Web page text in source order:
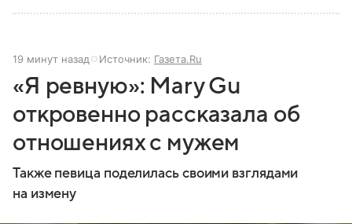
19 минут назад Источник: Газета.Ru
«Я ревную»: Mary Gu
откровенно рассказала об
отношениях с мужем
Также певица поделилась своими взглядами
на измену